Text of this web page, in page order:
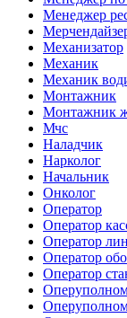
Менеджер
Механизатор
Механик
Механик
Монтажник
Монтажник
Мчс
Наладчик
Нарколог
Начальник
Онколог
Оператор
Оператор
Оператор
Оператор
Оператор